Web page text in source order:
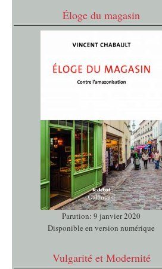
Éloge du magasin
Parution: 9 janvier 2020
Disponible en version numérique
Vulgarité et Modernité